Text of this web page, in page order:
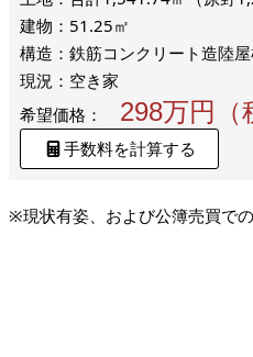
建物：51.25㎡
構造：鉄筋コンクリート造陸
現況：空き家
希望価格：
298万円（
手数料を計算する
※現状有姿、および公簿売買での